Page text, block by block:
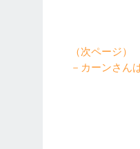
（次ページ）
－カーンさん